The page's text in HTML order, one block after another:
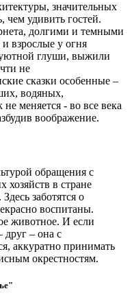
значительных
чем удивить гостей.
долгими и темными
взрослые у огня
уютной глуши, выжили
не
сказки особенные –
водяных,
меняется - во все века
воображение.
обращения с
хозяйств в стране
заботятся о
воспитаны.
животное. И если
друг – она с
аккуратно принимать
окрестностям.